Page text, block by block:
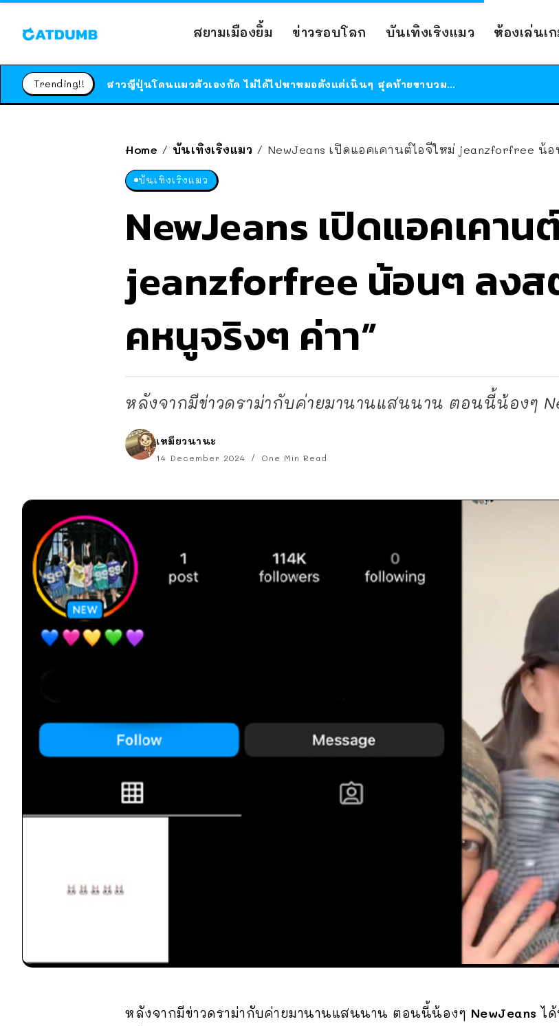
สยามเมืองยิ้ม ข่าวรอบโลก บันเทิงเริงแมว ห้องเล่นเ
Trending!!
สาวญี่ปุ่นโดนแมวตัวเองกัด ไม่ได้ไปหาหมอตั้งแต่เนิ่นๆ สุดท้ายขาบวม กลายเป็นโรคเนื้อเน่า เตือนทาสแมวทั้งหลายให้ระวัง
Home / บันเทิงเริงแมว / NewJeans เปิดแอคเคานต์ไอจีใหม่ jeanzforfree น้
บันเทิงเริงแมว
NewJeans เปิดแอคเคาน
jeanzforfree น้อนๆ ลงส
คหนูจริงๆ ค่าา”
หลังจากมีข่าวดราม่ากับค่ายมานานแสนนาน ตอนนี้น้องๆ
เหมียวนานะ
14 December 2024 One Min Read
หลังจากมีข่าวดราม่ากับค่ายมานานแสนนาน ตอนนี้น้องๆ NewJeans ไ